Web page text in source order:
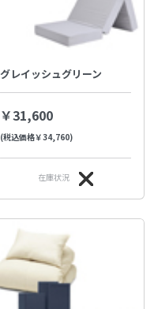
グレイッシュグリーン
￥31,600
(税込価格￥34,760)
在庫状況